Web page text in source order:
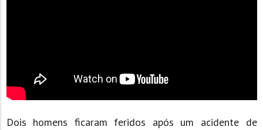
Dois homens ficaram feridos após um acidente de